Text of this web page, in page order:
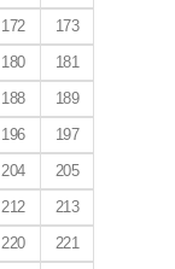
172
173
180
181
188
189
196
197
204
205
212
213
220
221